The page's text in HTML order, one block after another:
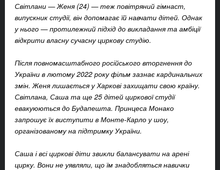
Світлани — Женя (24) — теж повітряний гімнаст,
випускник студії, він допомагає їй навчати дітей. Однак
у нього — протилежний підхід до викладання та амбіції
відкрити власну сучасну циркову студію.
Після повномасштабного російського вторгнення до
України в лютому 2022 року фільм зазнає кардинальних
змін. Женя лишається у Харкові захищати свою країну.
Світлана, Саша та ще 25 дітей циркової студії
евакуюються до Будапешта. Принцеса Монако
запрошує їх виступити в Монте-Карло у шоу,
організованому на підтримку України.
Саша і всі циркові діти звикли балансувати на арені
цирку. Вони не уявляли, що їм знадобляться навички